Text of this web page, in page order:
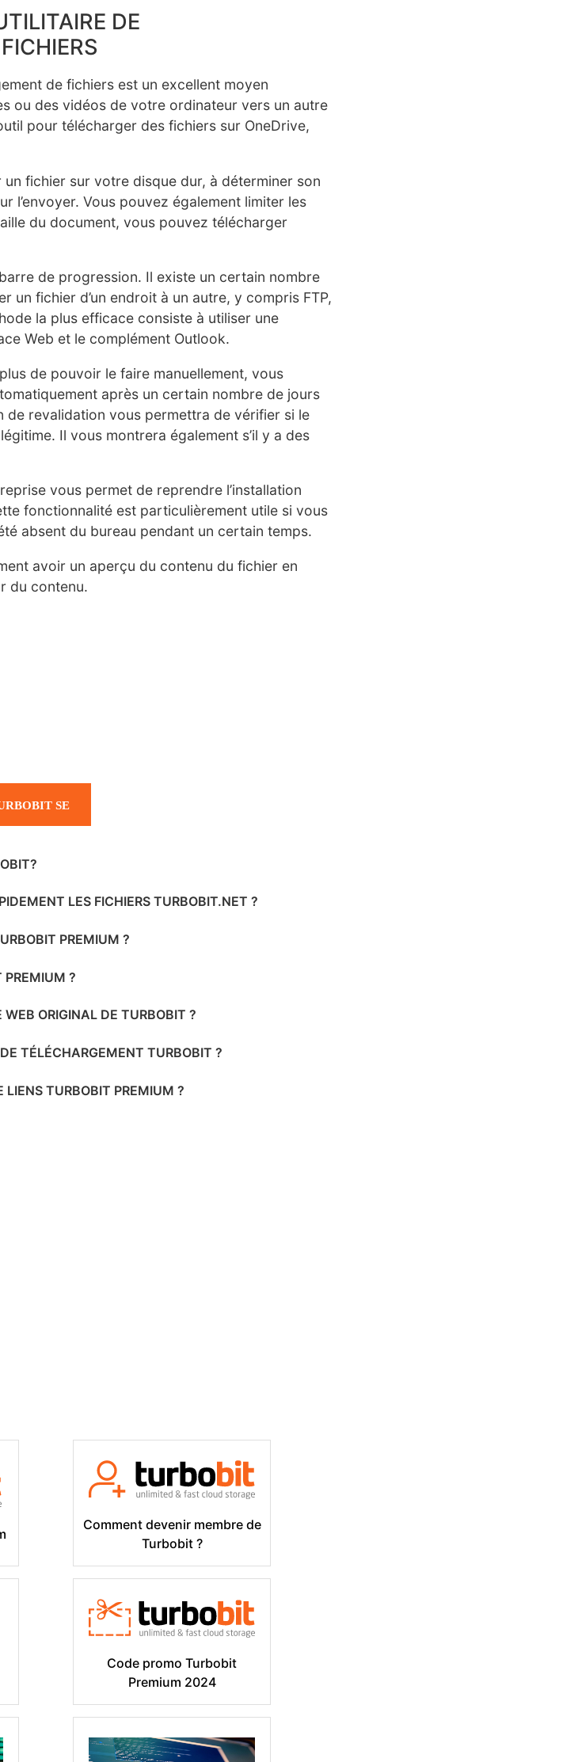
DE
de fichiers est un excellent moyen
ou des vidéos de votre ordinateur vers un autre
pour télécharger des fichiers sur OneDrive,
fichier sur votre disque dur, à déterminer son
l’envoyer. Vous pouvez également limiter les
du document, vous pouvez télécharger
de progression. Il existe un certain nombre
un fichier d’un endroit à un autre, y compris FTP,
la plus efficace consiste à utiliser une
Web et le complément Outlook.
de pouvoir le faire manuellement, vous
après un certain nombre de jours
de revalidation vous permettra de vérifier si le
Il vous montrera également s’il y a des
vous permet de reprendre l’installation
fonctionnalité est particulièrement utile si vous
absent du bureau pendant un certain temps.
avoir un aperçu du contenu du fichier en
du contenu.
SE
LES FICHIERS TURBOBIT.NET ?
PREMIUM ?
PREMIUM ?
ORIGINAL DE TURBOBIT ?
TÉLÉCHARGEMENT TURBOBIT ?
LIENS TURBOBIT PREMIUM ?
Comment devenir membre de
Turbobit ?
Code promo Turbobit
Premium 2024